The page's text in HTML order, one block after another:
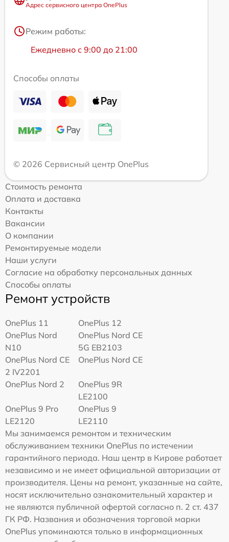
Адрес сервисного центра OnePlus
Режим работы:
Ежедневно с 9:00 до 21:00
Способы оплаты
© 2026 Сервисный центр OnePlus
Стоимость ремонта
Оплата и доставка
Контакты
Вакансии
О компании
Ремонтируемые модели
Наши услуги
Согласие на обработку персональных данных
Способы оплаты
Ремонт устройств
OnePlus 11
OnePlus 12
OnePlus Nord
N10
OnePlus Nord CE
5G EB2103
OnePlus Nord CE
2 IV2201
OnePlus Nord CE
OnePlus Nord 2
OnePlus 9R
LE2100
OnePlus 9 Pro
LE2120
OnePlus 9
LE2110
Мы занимаемся ремонтом и техническим
обслуживанием техники OnePlus по истечении
гарантийного периода. Наш центр в Кирове работает
независимо и не имеет официальной авторизации от
производителя. Цены на ремонт, указанные на сайте,
носят исключительно ознакомительный характер и
не являются публичной офертой согласно п. 2 ст. 437
ГК РФ. Названия и обозначения торговой марки
OnePlus упоминаются только в информационных